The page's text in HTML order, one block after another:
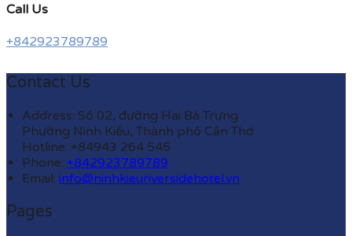
Call Us
+842923789789
Contact Us
Address: Số 02, đường Hai Bà Trưng
Phường Ninh Kiều, Thành phố Cần Thơ
Hotline: +84943 264 545
Phone: +842923789789
Email: info@ninhkieuriversidehotel.vn
Pages